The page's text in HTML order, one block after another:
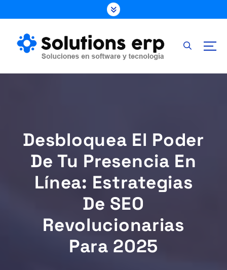
k
c
Desbloquea El Poder
De Tu Presencia En
Línea: Estrategias
De SEO
Revolucionarias
Para 2025